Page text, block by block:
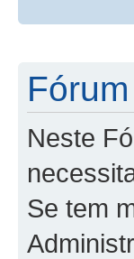
Neste
Se tem